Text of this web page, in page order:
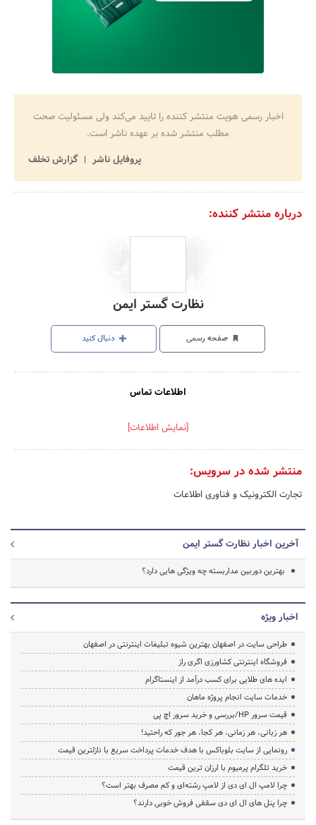
اخبار رسمی هویت منتشر کننده را تایید می‌کند ولی مسئولیت صحت
مطلب منتشر شده بر عهده ناشر است.
پروفایل ناشر
گزارش تخلف
درباره منتشر کننده:
نظارت گستر ایمن
صفحه رسمی دنبال کنید
اطلاعات تماس
[نمایش اطلاعات]
منتشر شده در سرویس:
تجارت الکترونیک و فناوری اطلاعات
آخرین اخبار نظارت گستر ایمن
بهترین دوربین مداربسته چه ویژگی هایی دارد؟
اخبار ویژه
طراحی سایت در اصفهان بهترین شیوه تبلیغات اینترنتی در اصفهان
فروشگاه اینترنتی کشاورزی اگری راز
ایده های طلایی برای کسب درآمد از اینستاگرام
خدمات سایت انجام پروژه ماهان
قیمت سرور HP/بررسی و خرید سرور اچ پی
هر زبانی، هر زمانی، هر کجا، هر جور که راحتید!
رونمایی از سایت بلوباکس با هدف خدمات پرداخت سریع با نازلترین قیمت
خرید تلگرام پرمیوم با ارزان ترین قیمت
چرا لامپ ال ای دی از لامپ رشته‌ای و کم مصرف بهتر است؟
چرا پنل های ال ای دی سقفی فروش خوبی دارند؟